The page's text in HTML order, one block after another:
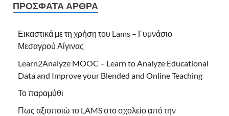
ΠΡΌΣΦΑΤΑ ΆΡΘΡΑ
Εικαστικά με τη χρήση του Lams – Γυμνάσιο
Μεσαγρού Αίγινας
Learn2Analyze MOOC – Learn to Analyze Educational
Data and Improve your Blended and Online Teaching
Το παραμύθι
Πως αξιοποιώ το LAMS στο σχολείο από την